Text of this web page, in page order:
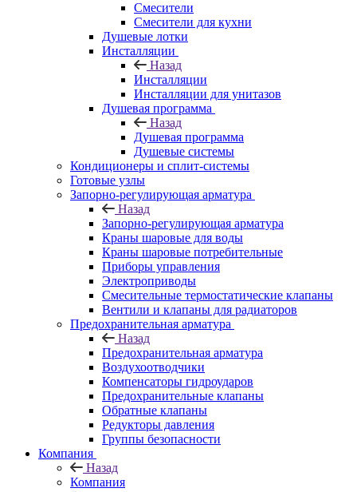
Смесители
Смесители для кухни
Душевые лотки
Инсталляции
Назад
Инсталляции
Инсталляции для унитазов
Душевая программа
Назад
Душевая программа
Душевые системы
Кондиционеры и сплит-системы
Готовые узлы
Запорно-регулирующая арматура
Назад
Запорно-регулирующая арматура
Краны шаровые для воды
Краны шаровые потребительные
Приборы управления
Электроприводы
Смесительные термостатические клапаны
Вентили и клапаны для радиаторов
Предохранительная арматура
Назад
Предохранительная арматура
Воздухоотводчики
Компенсаторы гидроударов
Предохранительные клапаны
Обратные клапаны
Редукторы давления
Группы безопасности
Компания
Назад
Компания